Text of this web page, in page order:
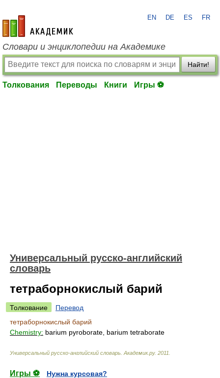
academic.ru
EN DE ES FR
Словари и энциклопедии на Академике
Найти!
Толкования Переводы Книги Игры ⚽
Универсальный русско-английский
словарь
тетраборнокислый барий
Толкование
Перевод
тетраборнокислый барий
Chemistry: barium pyroborate, barium tetraborate
Универсальный русско-английский словарь Академик.ру. 2011
Игры ⚽
Нужна курсовая?